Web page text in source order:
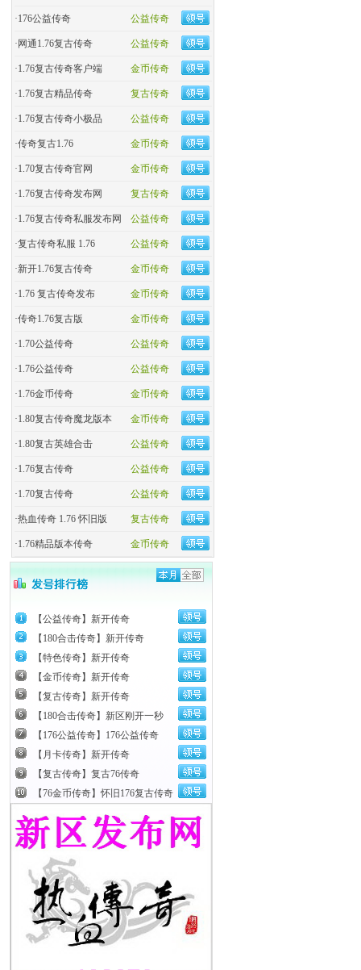
公益传奇
·176公益传奇
公益传奇
· 网通1.76复古传奇
金币传奇
·1.76复古传奇客户端
复古传奇
·1.76复古精品传奇
公益传奇
·1.76复古传奇小极品
金币传奇
·传奇复古1.76
金币传奇
·1.70复古传奇官网
复古传奇
·1.76复古传奇发布网
公益传奇
·1.76复古传奇私服发布网
公益传奇
·复古传奇私服 1.76
金币传奇
·新开1.76复古传奇
金币传奇
·1.76 复古传奇发布
金币传奇
·传奇1.76复古版
公益传奇
·1.70公益传奇
公益传奇
·1.76公益传奇
金币传奇
·1.76金币传奇
金币传奇
·1.80复古传奇魔龙版本
公益传奇
·1.80复古英雄合击
公益传奇
·1.76复古传奇
公益传奇
·1.70复古传奇
复古传奇
·热血传奇 1.76 怀旧版
金币传奇
·1.76精品版本传奇
【公益传奇】新开传奇
【180合击传奇】新开传奇
【特色传奇】新开传奇
【金币传奇】新开传奇
【复古传奇】新开传奇
【180合击传奇】新区刚开一秒
【176公益传奇】176公益传奇
【月卡传奇】新开传奇
【复古传奇】复古76传奇
【76金币传奇】怀旧176复古传奇